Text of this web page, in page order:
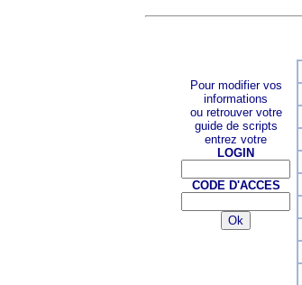
Pour modifier vos
informations
ou retrouver votre
guide de scripts
entrez votre
LOGIN
CODE D'ACCES